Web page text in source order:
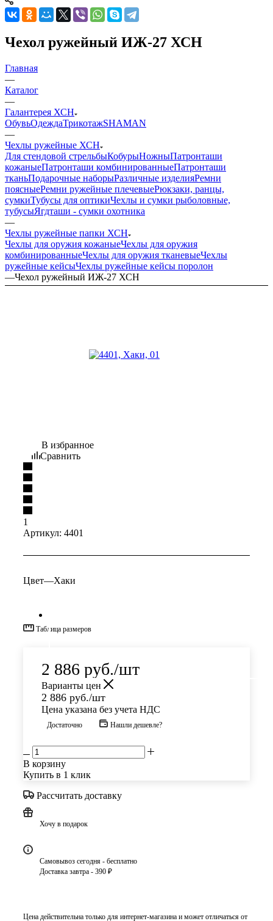
Чехол ружейный ИЖ-27 ХСН
Главная
—
Каталог
—
Галантерея ХСН
ОбувьОдеждаТрикотажSHAMAN
—
Чехлы ружейные ХСН
Для стендовой стрельбыКобурыНожныПатронташи
кожаныеПатронташи комбинированныеПатронташи
тканьПодарочные наборыРазличные изделияРемни
поясныеРемни ружейные плечевыеРюкзаки, ранцы,
сумкиТубусы для оптикиЧехлы и сумки рыболовные,
тубусыЯгдташи - сумки охотника
—
Чехлы ружейные папки ХСН
Чехлы для оружия кожаныеЧехлы для оружия
комбинированныеЧехлы для оружия тканевыеЧехлы
ружейные кейсыЧехлы ружейные кейсы поролон
—Чехол ружейный ИЖ-27 ХСН
В избранное
Сравнить
1
Артикул: 4401
Цвет—Хаки
Таблица размеров
2 886 руб./шт
Варианты цен
2 886 руб./шт
Цена указана без учета НДС
Достаточно Нашли дешевле?
В корзину
Купить в 1 клик
Рассчитать доставку
Хочу в подарок
Самовывоз сегодня - бесплатно
Доставка завтра - 390 ₽
Цена действительна только для интернет-магазина и может отличаться от